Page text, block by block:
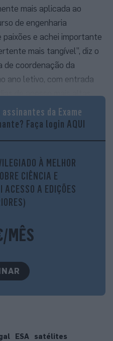
mais aplicada ao
de engenharia
paixões e achei importante
mais tangível”, diz o
de coordenação da
ano letivo, com entrada
um colega da
Mellon (CMU)
educacionais
pelos alunos. Estes
cúbico com 5 cm de lado,
feitos com materiais
numa ferramenta para
da Exame
Faça login AQUI
À MELHOR
CIÊNCIA E
A EDIÇÕES
MÊS
ESA satélites